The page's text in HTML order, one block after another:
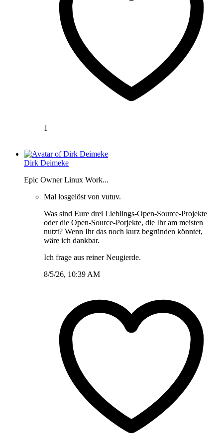
1
Dirk Deimeke
Epic Owner Linux Work...
Mal losgelöst von vutuv.
Was sind Eure drei Lieblings-Open-Source-Projekte
oder die Open-Source-Porjekte, die Ihr am meisten
nutzt? Wenn Ihr das noch kurz begründen könntet,
wäre ich dankbar.
Ich frage aus reiner Neugierde.
8/5/26, 10:39 AM